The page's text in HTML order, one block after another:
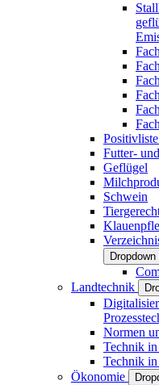
Futter-
Geflügel
Schwein
Landtechnik
Normen
Technik
Technik
Ökonomie